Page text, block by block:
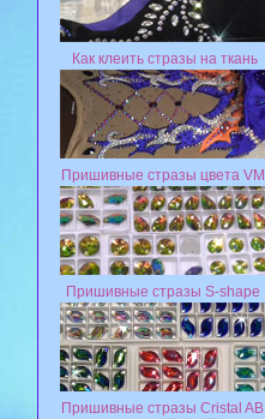
Как клеить стразы на ткань
Пришивные стразы цвета VM
Пришивные стразы S-shape
Пришивные стразы Cristal AB